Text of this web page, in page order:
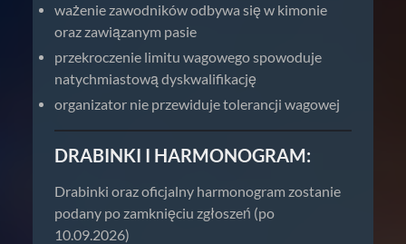
ważenie zawodników odbywa się w kimonie
oraz zawiązanym pasie
przekroczenie limitu wagowego spowoduje
natychmiastową dyskwalifikację
organizator nie przewiduje tolerancji wagowej
DRABINKI I HARMONOGRAM:
Drabinki oraz oficjalny harmonogram zostanie
podany po zamknięciu zgłoszeń (po
10.09.2026)